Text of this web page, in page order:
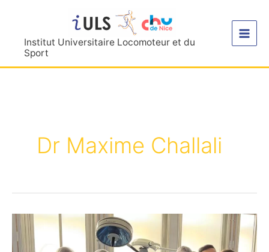
contenuInstitut Universitaire Locomoteur et du
Sport
Dr Maxime Challali